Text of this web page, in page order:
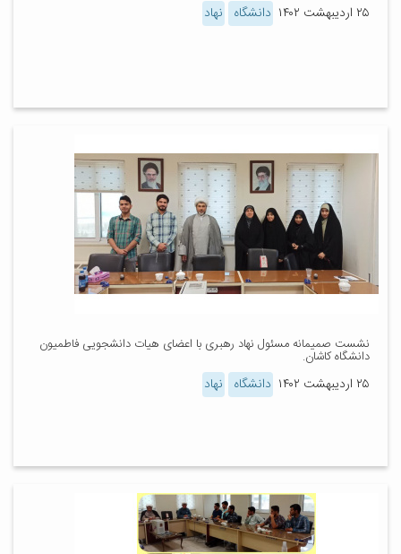
۲۵ اردیبهشت ۱۴۰۲ دانشگاه نهاد
نشست صمیمانه مسئول نهاد رهبری با اعضای هیات دانشجویی فاطمیون
دانشگاه کاشان.
۲۵ اردیبهشت ۱۴۰۲ دانشگاه نهاد